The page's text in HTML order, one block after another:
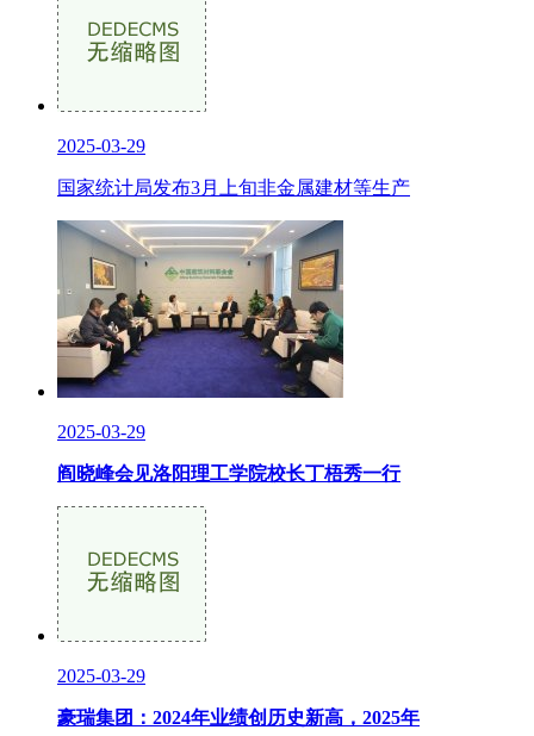
2025-03-29
国家统计局发布3月上旬非金属建材等生产
2025-03-29
阎晓峰会见洛阳理工学院校长丁梧秀一行
2025-03-29
豪瑞集团：2024年业绩创历史新高，2025年